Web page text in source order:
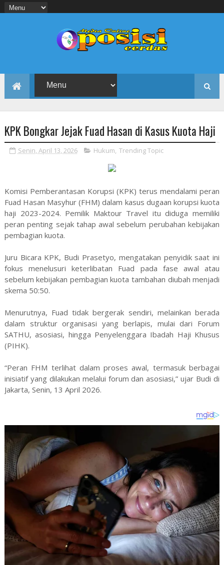
KPK Bongkar Jejak Fuad Hasan di Kasus Kuota Haji
Senin, April 13, 2026 Hukum, Trending Topic
Komisi Pemberantasan Korupsi (KPK) terus mendalami peran
Fuad Hasan Masyhur (FHM) dalam kasus dugaan korupsi kuota
haji 2023-2024. Pemilik Maktour Travel itu diduga memiliki
peran penting sejak tahap awal sebelum perubahan kebijakan
pembagian kuota.
Juru Bicara KPK, Budi Prasetyo, mengatakan penyidik saat ini
fokus menelusuri keterlibatan Fuad pada fase awal atau
sebelum kebijakan pembagian kuota tambahan diubah menjadi
skema 50:50.
Menurutnya, Fuad tidak bergerak sendiri, melainkan berada
dalam struktur organisasi yang berlapis, mulai dari Forum
SATHU, asosiasi, hingga Penyelenggara Ibadah Haji Khusus
(PIHK).
“Peran FHM terlihat dalam proses awal, termasuk berbagai
inisiatif yang dilakukan melalui forum dan asosiasi,” ujar Budi di
Jakarta, Senin, 13 April 2026.